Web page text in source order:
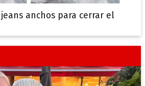
jeans anchos para cerrar el